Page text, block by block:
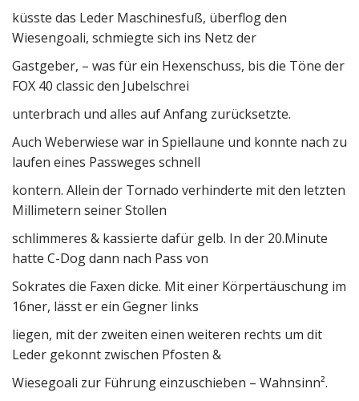
küsste das Leder Maschinesfuß, überflog den
Wiesengoali, schmiegte sich ins Netz der
Gastgeber, – was für ein Hexenschuss, bis die Töne der
FOX 40 classic den Jubelschrei
unterbrach und alles auf Anfang zurücksetzte.
Auch Weberwiese war in Spiellaune und konnte nach zu
laufen eines Passweges schnell
kontern. Allein der Tornado verhinderte mit den letzten
Millimetern seiner Stollen
schlimmeres & kassierte dafür gelb. In der 20.Minute
hatte C-Dog dann nach Pass von
Sokrates die Faxen dicke. Mit einer Körpertäuschung im
16ner, lässt er ein Gegner links
liegen, mit der zweiten einen weiteren rechts um dit
Leder gekonnt zwischen Pfosten &
Wiesegoali zur Führung einzuschieben – Wahnsinn².